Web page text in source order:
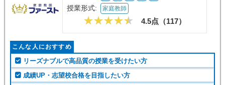
授業形式: 家庭教師
4.5点（117）
こんな人におすすめ
リーズナブルで高品質の授業を受けたい方
成績UP・志望校合格を目指したい方